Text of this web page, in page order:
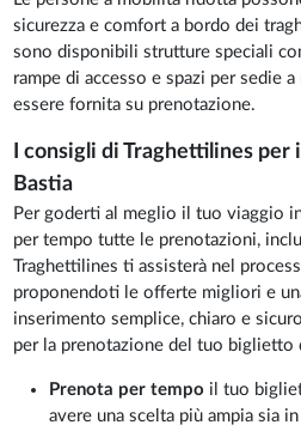
sicurezza e comfort a bordo dei
sono disponibili strutture speciali
rampe di accesso e spazi per sedie
essere fornita su prenotazione.
I consigli di Traghettilines
Bastia
Per goderti al meglio il tuo viaggio
per tempo tutte le prenotazioni,
Traghettilines ti assisterà nel
proponendoti le offerte migliori e
inserimento semplice, chiaro e
per la prenotazione del tuo biglietto
Prenota per tempo il tuo
avere una scelta più ampia sia